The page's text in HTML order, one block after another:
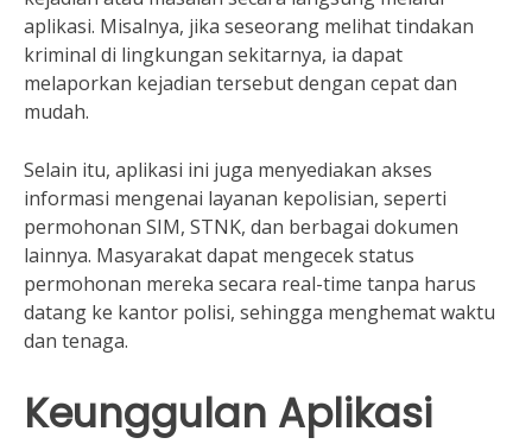
aplikasi. Misalnya, jika seseorang melihat tindakan
kriminal di lingkungan sekitarnya, ia dapat
melaporkan kejadian tersebut dengan cepat dan
mudah.
Selain itu, aplikasi ini juga menyediakan akses
informasi mengenai layanan kepolisian, seperti
permohonan SIM, STNK, dan berbagai dokumen
lainnya. Masyarakat dapat mengecek status
permohonan mereka secara real-time tanpa harus
datang ke kantor polisi, sehingga menghemat waktu
dan tenaga.
Keunggulan Aplikasi